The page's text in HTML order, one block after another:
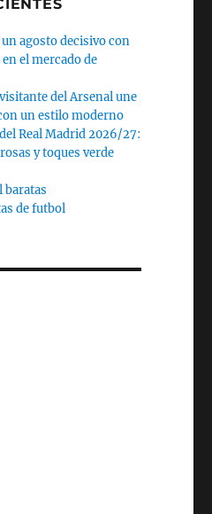
agosto decisivo con
el mercado de
del Arsenal une
un estilo moderno
Real Madrid 2026/27:
y toques verde
baratas
de futbol